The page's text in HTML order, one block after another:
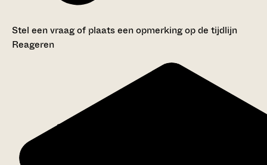
Stel een vraag of plaats een opmerking op de tijdlijn
Reageren